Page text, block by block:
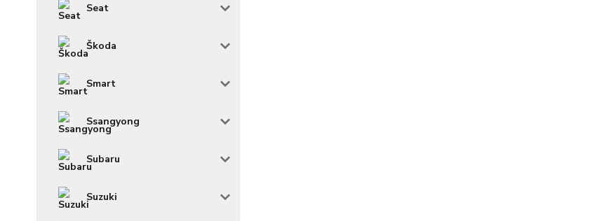
Seat
Škoda
Smart
Ssangyong
Subaru
Suzuki